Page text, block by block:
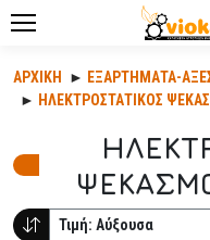
ΑΡΧΙΚΉ ΕΞΑΡΤΉΜΑΤΑ-
ΗΛΕΚΤΡΟΣΤΑΤΙΚΟΣ